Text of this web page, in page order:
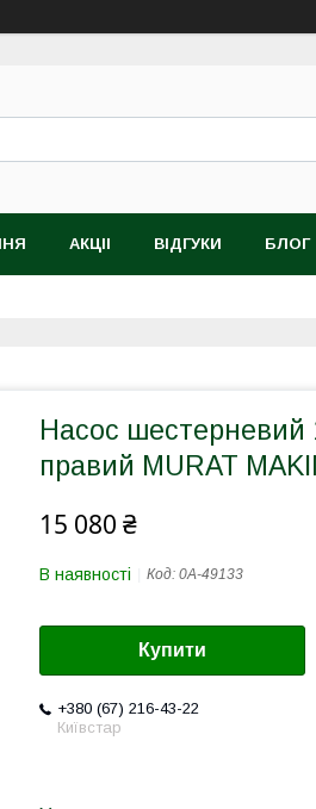
АКЦІІ ВІДГУКИ БЛОГ
Насос шестерневий
правий MURAT
15 080 ₴
В наявності Код: 0А-49133
Купити
+380 (67) 216-43-22
Київстар